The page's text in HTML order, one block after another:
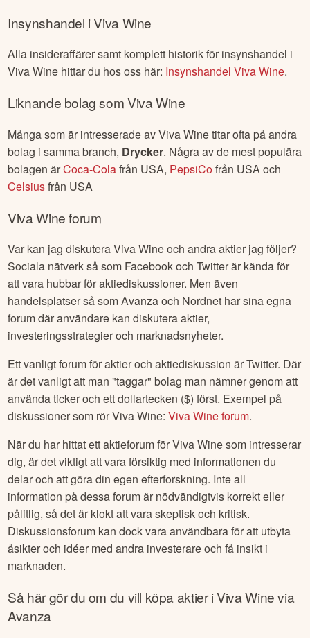
Insynshandel iViva Wine
Alla insideraffärer samt komplett historik för insynshandel i
Viva Wine hittar du hos oss här: InsynshandelViva Wine.
Liknande bolag somViva Wine
Många som är intresserade avViva Winetitar ofta på andra
bolag i samma branch, Drycker. Några av de mest populära
bolagen ärCoca-Colafrån USA, PepsiCofrån USAoch
Celsiusfrån USA
Viva Wineforum
Var kan jag diskuteraViva Wineoch andra aktier jag följer?
Sociala nätverk så som Facebook och Twitter är kända för
att vara hubbar för aktiediskussioner. Men även
handelsplatser så som Avanza och Nordnet har sina egna
forum där användare kan diskutera aktier,
investeringsstrategier och marknadsnyheter.
Ett vanligt forum för aktier och aktiediskussion är Twitter. Där
är det vanligt att man "taggar" bolag man nämner genom att
använda ticker och ett dollartecken ($) först. Exempel på
diskussioner som rörViva Wine:Viva Wineforum.
När du har hittat ett aktieforum förViva Winesom intresserar
dig, är det viktigt att vara försiktig med informationen du
delar och att göra din egen efterforskning. Inte all
information på dessa forum är nödvändigtvis korrekt eller
pålitlig, så det är klokt att vara skeptisk och kritisk.
Diskussionsforum kan dock vara användbara för att utbyta
åsikter och idéer med andra investerare och få insikt i
marknaden.
Så här gör du om du vill köpa aktier iViva Winevia
Avanza